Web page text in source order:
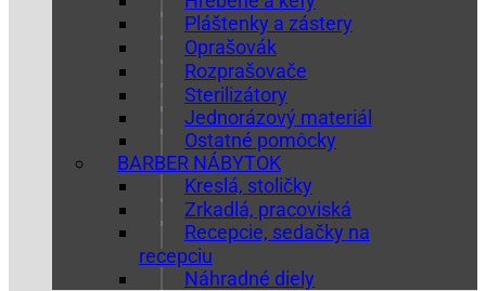
Pláštenky a zástery
Oprašovák
Rozprašovače
Sterilizátory
Jednorázový materiál
Ostatné pomôcky
BARBER NÁBYTOK
Kreslá, stoličky
Zrkadlá, pracoviská
Recepcie, sedačky na
recepciu
Náhradné diely